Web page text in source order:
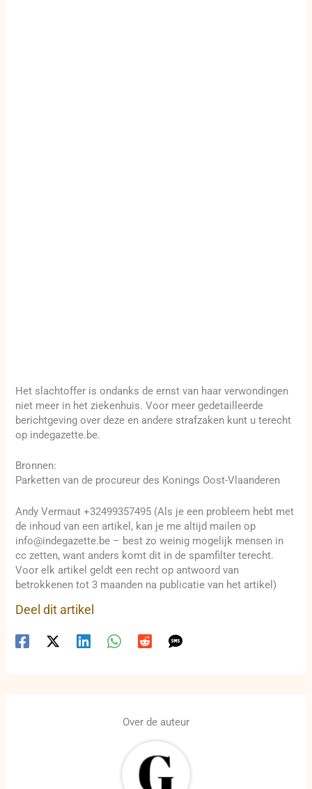
Het slachtoffer is ondanks de ernst van haar verwondingen
niet meer in het ziekenhuis. Voor meer gedetailleerde
berichtgeving over deze en andere strafzaken kunt u terecht
op indegazette.be.
Bronnen:
Parketten van de procureur des Konings Oost-Vlaanderen
Andy Vermaut +32499357495 (Als je een probleem hebt met
de inhoud van een artikel, kan je me altijd mailen op
info@indegazette.be – best zo weinig mogelijk mensen in
cc zetten, want anders komt dit in de spamfilter terecht.
Voor elk artikel geldt een recht op antwoord van
betrokkenen tot 3 maanden na publicatie van het artikel)
Deel dit artikel
Over de auteur